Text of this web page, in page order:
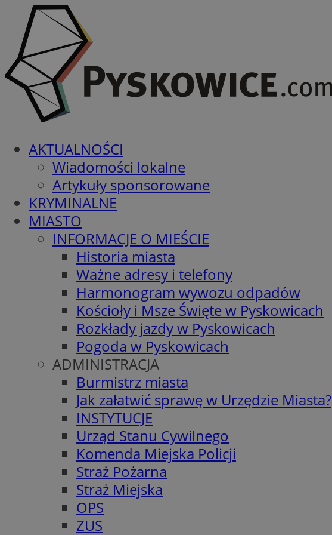
AKTUALNOŚCI
Wiadomości lokalne
Artykuły sponsorowane
KRYMINALNE
MIASTO
INFORMACJE O MIEŚCIE
Historia miasta
Ważne adresy i telefony
Harmonogram wywozu odpadów
Kościoły i Msze Święte w Pyskowicach
Rozkłady jazdy w Pyskowicach
Pogoda w Pyskowicach
ADMINISTRACJA
Burmistrz miasta
Jak załatwić sprawę w Urzędzie Miasta?
INSTYTUCJE
Urząd Stanu Cywilnego
Komenda Miejska Policji
Straż Pożarna
Straż Miejska
OPS
ZUS